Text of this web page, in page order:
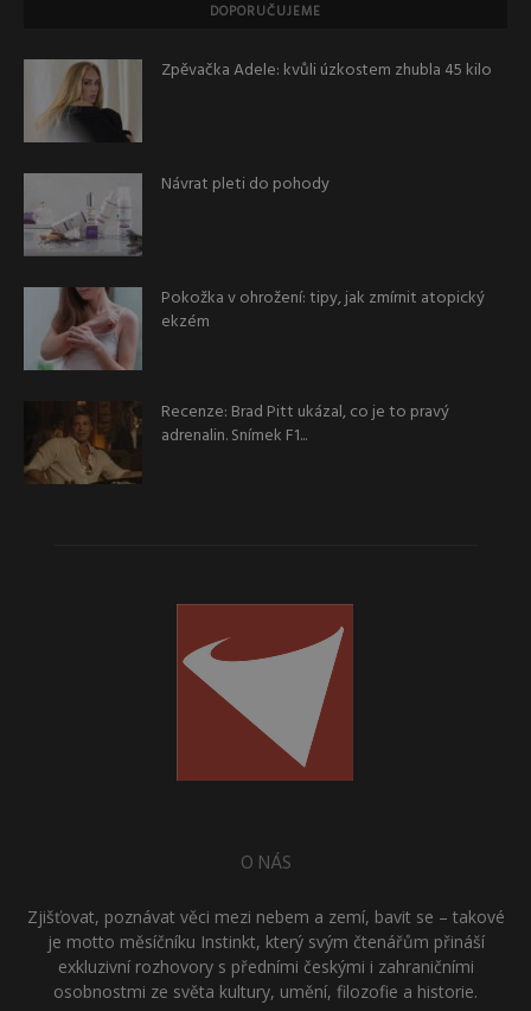
DOPORUČUJEME
Zpěvačka Adele: kvůli úzkostem zhubla 45 kilo
Návrat pleti do pohody
Pokožka v ohrožení: tipy, jak zmírnit atopický
ekzém
Recenze: Brad Pitt ukázal, co je to pravý
adrenalin. Snímek F1...
O NÁS
Zjišťovat, poznávat věci mezi nebem a zemí, bavit se – takové
je motto měsíčníku Instinkt, který svým čtenářům přináší
exkluzivní rozhovory s předními českými i zahraničními
osobnostmi ze světa kultury, umění, filozofie a historie.